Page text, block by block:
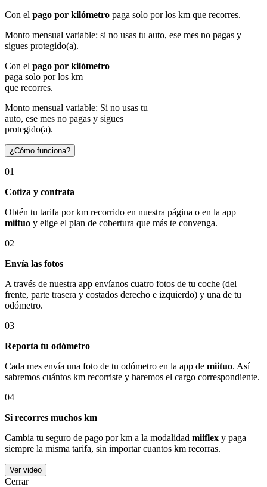
Con el pago por kilómetro paga solo por los km que recorres.
Monto mensual variable: si no usas tu auto, ese mes no pagas y
sigues protegido(a).
Con el pago por kilómetro
paga solo por los km
que recorres.
Monto mensual variable: Si no usas tu
auto, ese mes no pagas y sigues
protegido(a).
¿Cómo funciona?
01
Cotiza y contrata
Obtén tu tarifa por km recorrido en nuestra página o en la app
miituo y elige el plan de cobertura que más te convenga.
02
Envía las fotos
A través de nuestra app envíanos cuatro fotos de tu coche (del
frente, parte trasera y costados derecho e izquierdo) y una de tu
odómetro.
03
Reporta tu odómetro
Cada mes envía una foto de tu odómetro en la app de miituo. Así
sabremos cuántos km recorriste y haremos el cargo correspondiente.
04
Si recorres muchos km
Cambia tu seguro de pago por km a la modalidad miiflex y paga
siempre la misma tarifa, sin importar cuantos km recorras.
Ver video
Cerrar